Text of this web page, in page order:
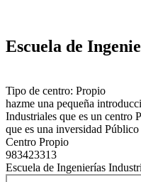
Escuela de
Tipo de centro: Propio
hazme una pequeña
Industriales que es un centro
que es una inversidad Público
Centro Propio
983423313
Escuela de Ingenierías